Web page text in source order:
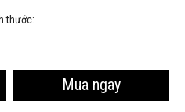
thước:
Mua ngay